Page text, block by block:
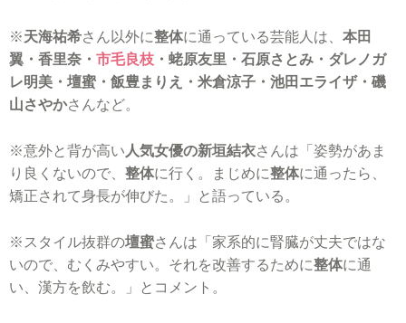
※天海祐希さん以外に整体に通っている芸能人は、 本田
翼・香里奈・ 市毛良枝 ・蛯原友里・石原さとみ・ダレノガ
レ明美・壇蜜・飯豊まりえ・米倉涼子・池田エライザ・磯
山さやかさんなど。
※意外と背が高い 人気女優の新垣結衣さんは「姿勢があま
り良くないので、 整体に行く。まじめに整体に通ったら、
矯正されて身長が伸びた。」と語っている。
※スタイル抜群の壇蜜さんは「家系的に腎臓が丈夫ではな
いので、むくみやすい。それを改善するために整体に通
い、漢方を飲む。」とコメント。